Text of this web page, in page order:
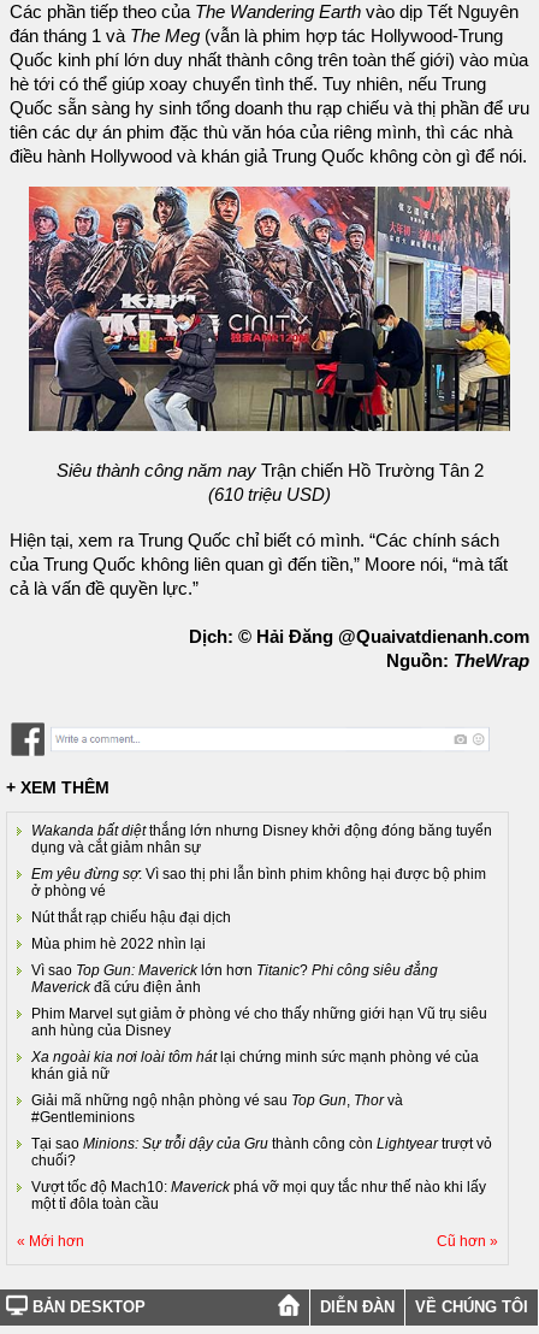
Các phần tiếp theo của The Wandering Earth vào dịp Tết Nguyên
đán tháng 1 và The Meg (vẫn là phim hợp tác Hollywood-Trung
Quốc kinh phí lớn duy nhất thành công trên toàn thế giới) vào mùa
hè tới có thể giúp xoay chuyển tình thế. Tuy nhiên, nếu Trung
Quốc sẵn sàng hy sinh tổng doanh thu rạp chiếu và thị phần để ưu
tiên các dự án phim đặc thù văn hóa của riêng mình, thì các nhà
điều hành Hollywood và khán giả Trung Quốc không còn gì để nói.
Siêu thành công năm nay Trận chiến Hồ Trường Tân 2
(610 triệu USD)
Hiện tại, xem ra Trung Quốc chỉ biết có mình. “Các chính sách
của Trung Quốc không liên quan gì đến tiền,” Moore nói, “mà tất
cả là vấn đề quyền lực.”
Dịch: © Hải Đăng @Quaivatdienanh.com
Nguồn: TheWrap
+ XEM THÊM
Wakanda bất diệtthắng lớn nhưng Disney khởi động đóng băng tuyển
dụng và cắt giảm nhân sự
Em yêu đừng sợ: Vì sao thị phi lẫn bình phim không hại được bộ phim
ở phòng vé
Nút thắt rạp chiếu hậu đại dịch
Mùa phim hè 2022 nhìn lại
Vì sao Top Gun: Mavericklớn hơn Titanic? Phi công siêu đẳng
Maverickđã cứu điện ảnh
Phim Marvel sụt giảm ở phòng vé cho thấy những giới hạn Vũ trụ siêu
anh hùng của Disney
Xa ngoài kia nơi loài tôm hátlại chứng minh sức mạnh phòng vé của
khán giả nữ
Giải mã những ngộ nhận phòng vé sau Top Gun, Thorvà
#Gentleminions
Tại sao Minions: Sự trỗi dậy của Gru thành công còn Lightyeartrượt vỏ
chuối?
Vượt tốc độ Mach10: Maverickphá vỡ mọi quy tắc như thế nào khi lấy
một tỉ đôla toàn cầu
« Mới hơn Cũ hơn »
BẢN DESKTOP DIỄN ĐÀN VỀ CHÚNG TÔI